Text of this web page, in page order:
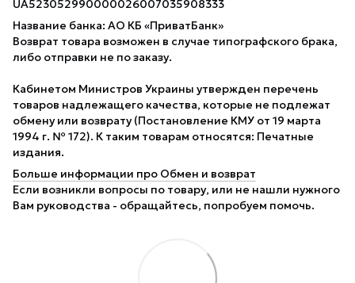
UA523052990000026007035908333
Название банка: АО КБ «ПриватБанк»
Возврат товара возможен в случае типографского брака,
либо отправки не по заказу.
Кабинетом Министров Украины утвержден перечень
товаров надлежащего качества, которые не подлежат
обмену или возврату (Постановление КМУ от 19 марта
1994 г. № 172). К таким товарам относятся: Печатные
издания.
Больше информации про Обмен и возврат
Если возникли вопросы по товару, или не нашли нужного
Вам руководства - обращайтесь, попробуем помочь.